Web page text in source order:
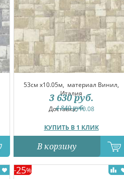
53см x10.05м, материал Винил,
Италия
Доставка:10.08
КУПИТЬ В 1 КЛИК
4 840руб.
3 630 руб.
В корзину
-25%